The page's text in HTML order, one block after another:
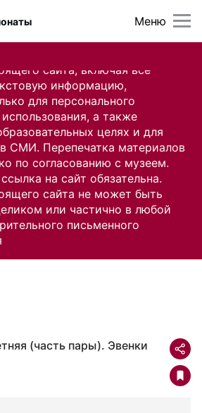
сайта, включая все
информацию,
для персонального
а также
целях и для
СМИ. Перепечатка материалов
по согласованию с музеем.
на сайт обязательна.
сайта не может быть
или частично в любой
письменного
Меню
(часть пары). Эвенки